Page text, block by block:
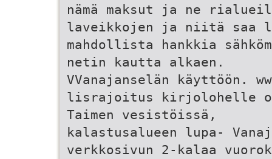
nämä maksut ja ne
laveikkojen ja niitä saa
mahdollista hankkia
netin kautta alkaen.
VVanajanselän käyttöön.
lisrajoitus kirjolohelle
Taimen vesistöissä,
kalastusalueen lupa-
verkkosivun 2-kalaa